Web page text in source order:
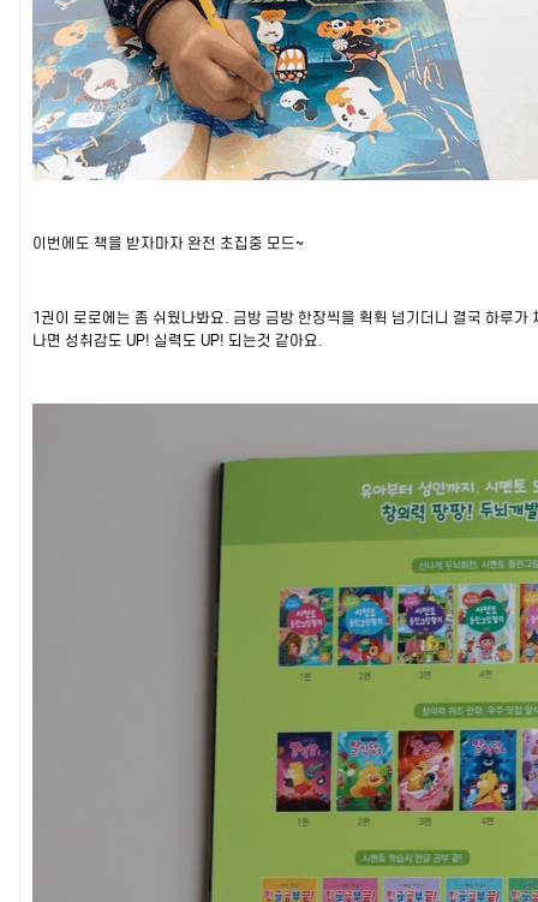
이번에도 책을 받자마자 완전 초집중 모드~
1권이 로로에는 좀 쉬웠나봐요. 금방 금방 한장씩을 휙휙 넘기더니 결국 하루
나면 성취감도 UP! 실력도 UP! 되는것 같아요.